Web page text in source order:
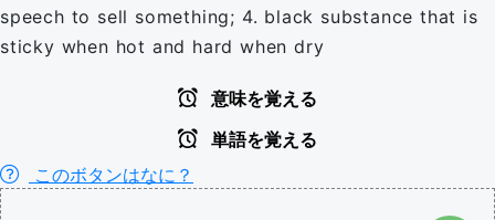
speech to sell something; 4. black substance that is
sticky when hot and hard when dry
意味を覚える
単語を覚える
このボタンはなに？